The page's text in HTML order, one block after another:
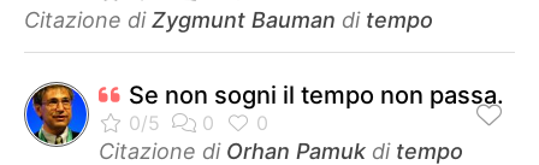
Citazione diZygmunt Bauman di tempo
Se non sogni il tempo non passa.
Citazione di Orhan Pamuk di tempo